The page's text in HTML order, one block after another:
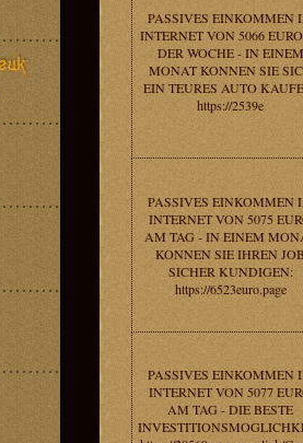
PASSIVES EINKOMMEN
INTERNET VON 5066
DER WOCHE - IN EINEM
MONAT KONNEN SIE
EIN TEURES AUTO
https://2539e
PASSIVES EINKOMMEN
INTERNET VON 5075
AM TAG - IN EINEM
KONNEN SIE IHREN
SICHER KUNDIGEN:
https://6523euro.page
PASSIVES EINKOMMEN
INTERNET VON 5077
AM TAG - DIE BESTE